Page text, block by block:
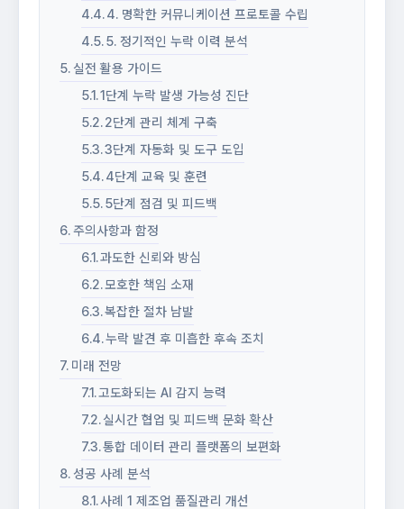
4. 명확한 커뮤니케이션 프로토콜 수립
5. 정기적인 누락 이력 분석
실전 활용 가이드
1단계 누락 발생 가능성 진단
2단계 관리 체계 구축
3단계 자동화 및 도구 도입
4단계 교육 및 훈련
5단계 점검 및 피드백
주의사항과 함정
과도한 신뢰와 방심
모호한 책임 소재
복잡한 절차 남발
누락 발견 후 미흡한 후속 조치
미래 전망
고도화되는 AI 감지 능력
실시간 협업 및 피드백 문화 확산
통합 데이터 관리 플랫폼의 보편화
성공 사례 분석
사례 1 제조업 품질관리 개선